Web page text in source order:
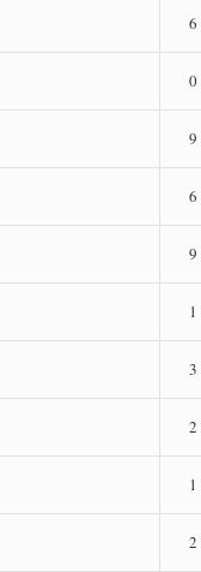
6
0
9
6
9
1
3
2
1
2